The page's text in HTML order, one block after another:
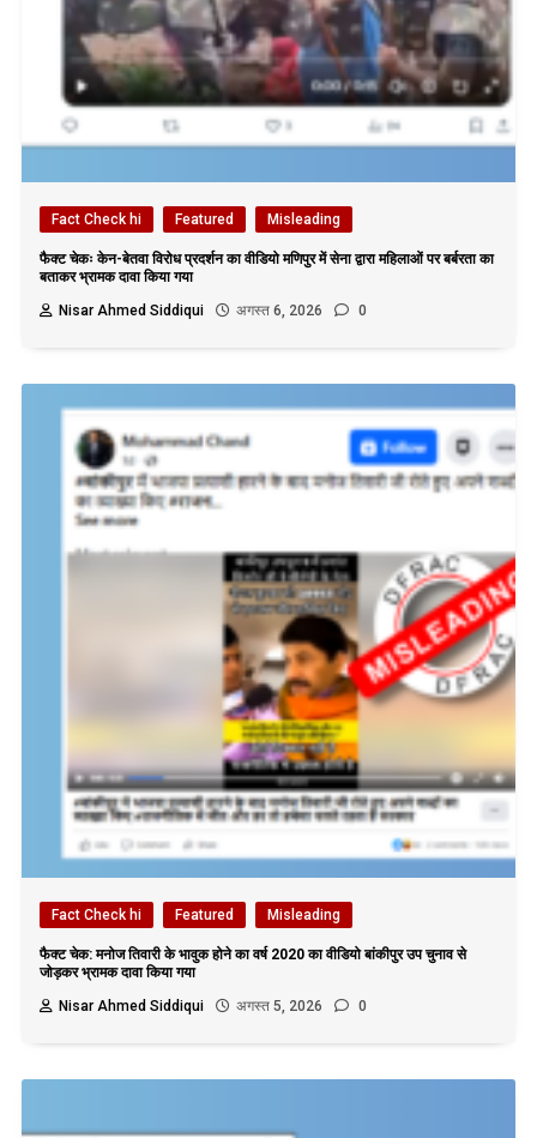
Fact Check hi Featured Misleading
फैक्ट चेकः केन-बेतवा विरोध प्रदर्शन का वीडियो मणिपुर में सेना द्वारा महिलाओं पर बर्बरता का
बताकर भ्रामक दावा किया गया
Nisar Ahmed Siddiqui
अगस्त 6, 2026 0
Fact Check hi Featured Misleading
फैक्ट चेक: मनोज तिवारी के भावुक होने का वर्ष 2020 का वीडियो बांकीपुर उप चुनाव से
जोड़कर भ्रामक दावा किया गया
Nisar Ahmed Siddiqui
अगस्त 5, 2026 0